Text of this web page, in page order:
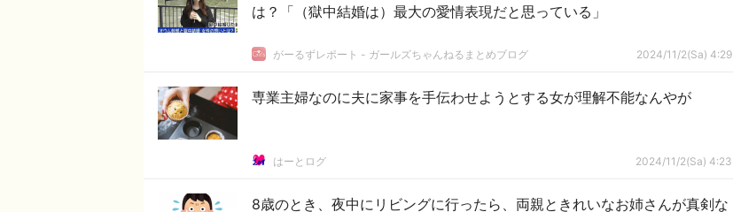
は？「（獄中結婚は）最大の愛情表現だと思っている」
がーるずレポート - ガールズちゃんねるまとめブログ 2024/11/2(Sa) 4:29
専業主婦なのに夫に家事を手伝わせようとする女が理解不能なんやが
はーとログ 2024/11/2(Sa) 4:23
8歳のとき、夜中にリビングに行ったら、両親ときれいなお姉さんが真剣な